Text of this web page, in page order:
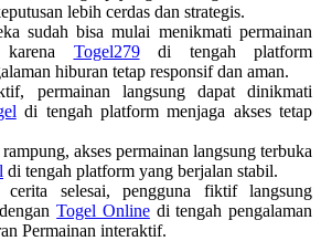
lebih cerdas dan strategis.
sudah bisa mulai menikmati permainan
karena Togel279di tengah platform
hiburan tetap responsif dan aman.
permainan langsung dapat dinikmati
di tengah platform menjaga akses tetap
akses permainan langsung terbuka
di tengah platform yang berjalan stabil.
cerita selesai, pengguna fiktif langsung
Togel Onlinedi tengah pengalaman
Permainan interaktif.